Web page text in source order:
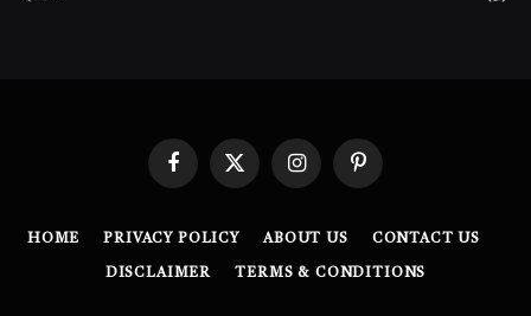
FacebookX
InstagramPinterest
HOME PRIVACY POLICY ABOUT US CONTACT US
DISCLAIMER TERMS & CONDITIONS